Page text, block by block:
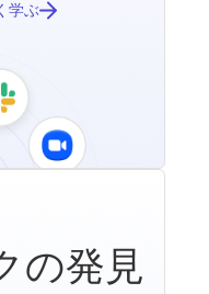
学ぶ
の発見